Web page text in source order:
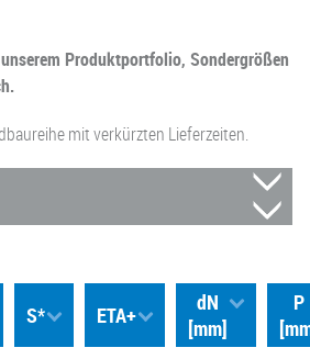
Produktportfolio, Sondergrößen
mit verkürzten Lieferzeiten.
S* ETA+
dN
[mm]
P